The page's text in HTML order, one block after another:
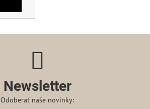
Newsletter
Odoberať naše novinky: